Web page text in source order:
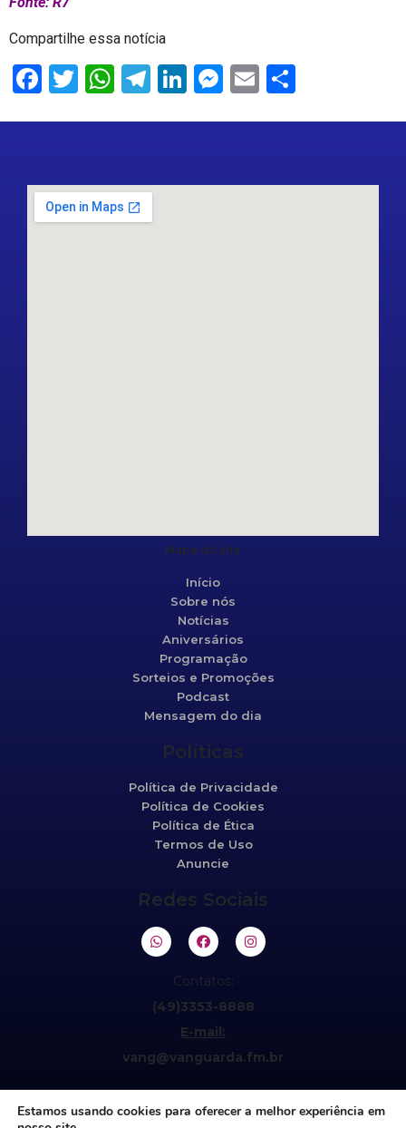
Compartilhe essa notícia
Facebook
Twitter
WhatsApp
Telegram
LinkedIn
Messenger
Email
Mapa do site
Início
Sobre nós
Notícias
Aniversários
Programação
Sorteios e Promoções
Podcast
Mensagem do dia
Políticas
Política de Privacidade
Política de Cookies
Política de Ética
Termos de Uso
Anuncie
Redes Sociais
Contatos:
(49)3353-8888
E-mail:
vang@vanguarda.fm.br
Estamos usando cookies para oferecer a melhor experiência em